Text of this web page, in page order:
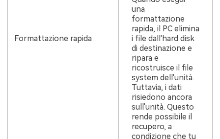
Formattazione rapida
una
formattazione
rapida, il PC elimina
i file dall'hard disk
di destinazione e
ripara e
ricostruisce il file
system dell'unità.
Tuttavia, i dati
risiedono ancora
sull'unità. Questo
rende possibile il
recupero, a
condizione che tu